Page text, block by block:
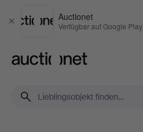
Schließen
Auctionet
Verfügbar auf Google Play